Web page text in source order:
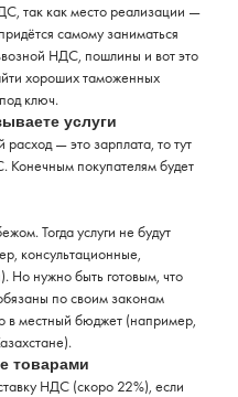
так как место реализации —
самому заниматься
НДС, пошлины и вот это
хороших таможенных
ключ.
услуги
расход — это зарплата, то тут
Конечным покупателям будет
Тогда услуги не будут
консультационные,
Но нужно быть готовым, что
по своим законам
в местный бюджет (например,
товарами
НДС (скоро 22%), если